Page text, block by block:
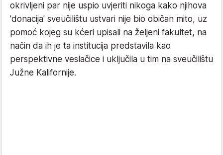
okrivljeni par nije uspio uvjeriti nikoga kako njihova
'donacija' sveučilištu ustvari nije bio običan mito, uz
pomoć kojeg su kćeri upisali na željeni fakultet, na
način da ih je ta institucija predstavila kao
perspektivne veslačice i uključila u tim na sveučilištu
Južne Kalifornije.